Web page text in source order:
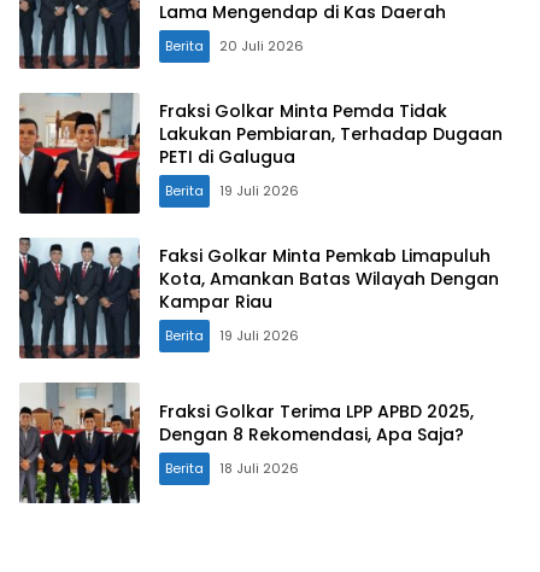
Lama Mengendap di Kas Daerah
Berita 20 Juli 2026
Fraksi Golkar Minta Pemda Tidak
Lakukan Pembiaran, Terhadap Dugaan
PETI di Galugua
Berita 19 Juli 2026
Faksi Golkar Minta Pemkab Limapuluh
Kota, Amankan Batas Wilayah Dengan
Kampar Riau
Berita 19 Juli 2026
Fraksi Golkar Terima LPP APBD 2025,
Dengan 8 Rekomendasi, Apa Saja?
Berita 18 Juli 2026